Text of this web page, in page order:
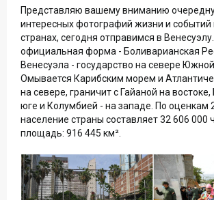
Представляю вашему вниманию
интересных фотографий жизни и событий
странах, сегодня отправимся в
официальная форма - Боливарианская
Венесуэла - государство на севере
Омывается Карибским морем и
на севере, граничит с Гайаной на
юге и Колумбией - на западе. По оценкам
население страны составляет 32 606 000
площадь: 916 445 км².